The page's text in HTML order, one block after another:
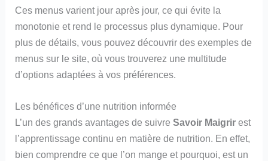
Ces menus varient jour après jour, ce qui évite la
monotonie et rend le processus plus dynamique. Pour
plus de détails, vous pouvez découvrir des exemples de
menus sur le site, où vous trouverez une multitude
d’options adaptées à vos préférences.
Les bénéfices d’une nutrition informée
L’un des grands avantages de suivreSavoir Maigrir est
l’apprentissage continu en matière de nutrition. En effet,
bien comprendre ce que l’on mange et pourquoi, est un